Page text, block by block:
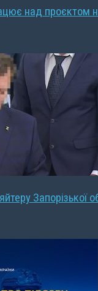
над проєктом
Запорізької